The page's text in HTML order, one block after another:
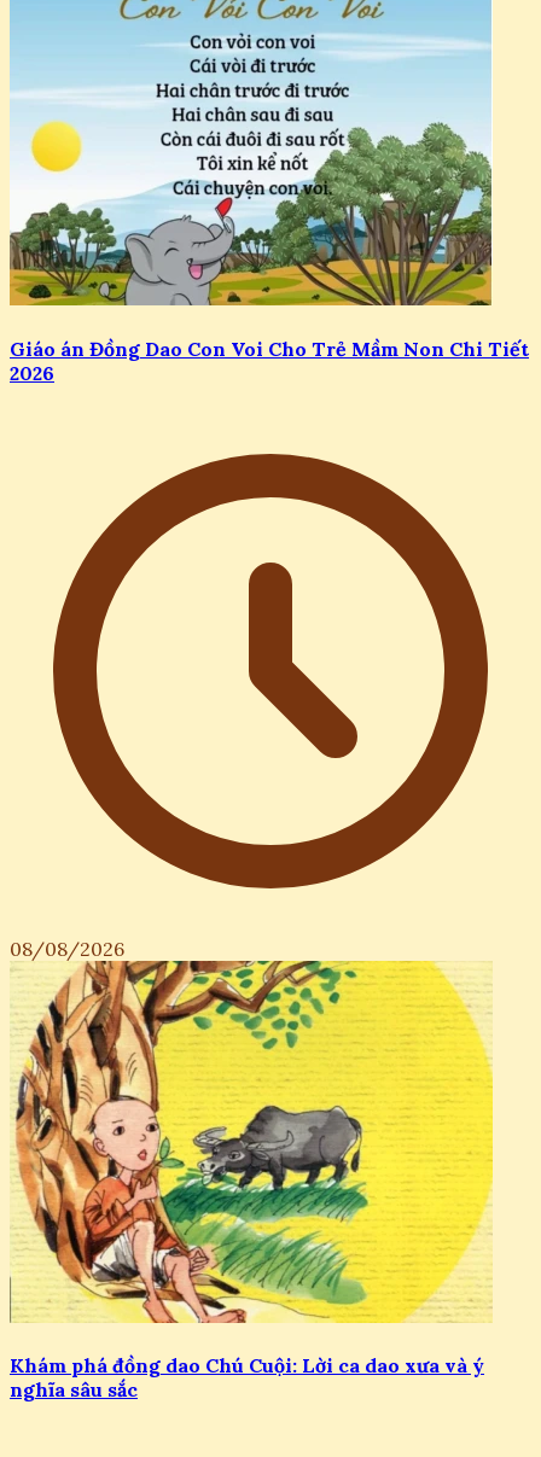
Giáo án Đồng Dao Con Voi Cho Trẻ Mầm Non Chi Tiết
2026
08/08/2026
Khám phá đồng dao Chú Cuội: Lời ca dao xưa và ý
nghĩa sâu sắc